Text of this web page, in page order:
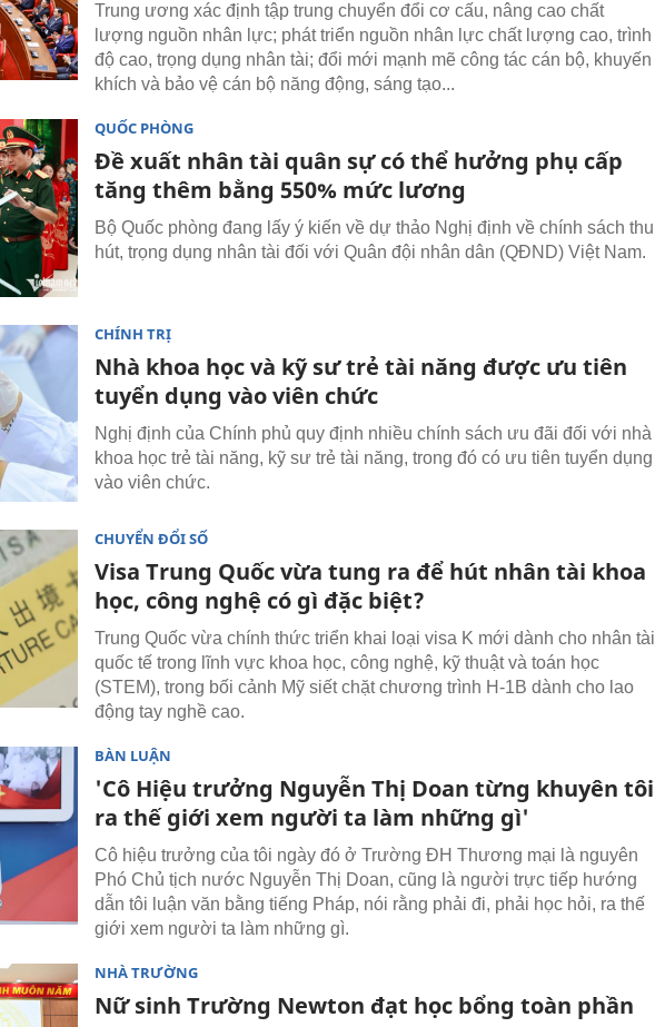
Trung ương xác định tập trung chuyển đổi cơ cấu, nâng cao chất
lượng nguồn nhân lực; phát triển nguồn nhân lực chất lượng cao, trình
độ cao, trọng dụng nhân tài; đổi mới mạnh mẽ công tác cán bộ, khuyến
khích và bảo vệ cán bộ năng động, sáng tạo...
QUỐC PHÒNG
Đề xuất nhân tài quân sự có thể hưởng phụ cấp
tăng thêm bằng 550% mức lương
Bộ Quốc phòng đang lấy ý kiến về dự thảo Nghị định về chính sách thu
hút, trọng dụng nhân tài đối với Quân đội nhân dân (QĐND) Việt Nam.
CHÍNH TRỊ
Nhà khoa học và kỹ sư trẻ tài năng được ưu tiên
tuyển dụng vào viên chức
Nghị định của Chính phủ quy định nhiều chính sách ưu đãi đối với nhà
khoa học trẻ tài năng, kỹ sư trẻ tài năng, trong đó có ưu tiên tuyển dụng
vào viên chức.
CHUYỂN ĐỔI SỐ
Visa Trung Quốc vừa tung ra để hút nhân tài khoa
học, công nghệ có gì đặc biệt?
Trung Quốc vừa chính thức triển khai loại visa K mới dành cho nhân tài
quốc tế trong lĩnh vực khoa học, công nghệ, kỹ thuật và toán học
(STEM), trong bối cảnh Mỹ siết chặt chương trình H-1B dành cho lao
động tay nghề cao.
BÀN LUẬN
'Cô Hiệu trưởng Nguyễn Thị Doan từng khuyên tôi
ra thế giới xem người ta làm những gì'
Cô hiệu trưởng của tôi ngày đó ở Trường ĐH Thương mại là nguyên
Phó Chủ tịch nước Nguyễn Thị Doan, cũng là người trực tiếp hướng
dẫn tôi luận văn bằng tiếng Pháp, nói rằng phải đi, phải học hỏi, ra thế
giới xem người ta làm những gì.
NHÀ TRƯỜNG
Nữ sinh Trường Newton đạt học bổng toàn phần